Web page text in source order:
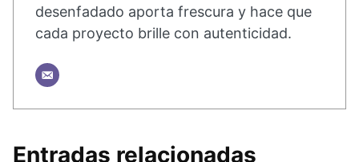
desenfadado aporta frescura y hace que
cada proyecto brille con autenticidad.
Entradas relacionadas